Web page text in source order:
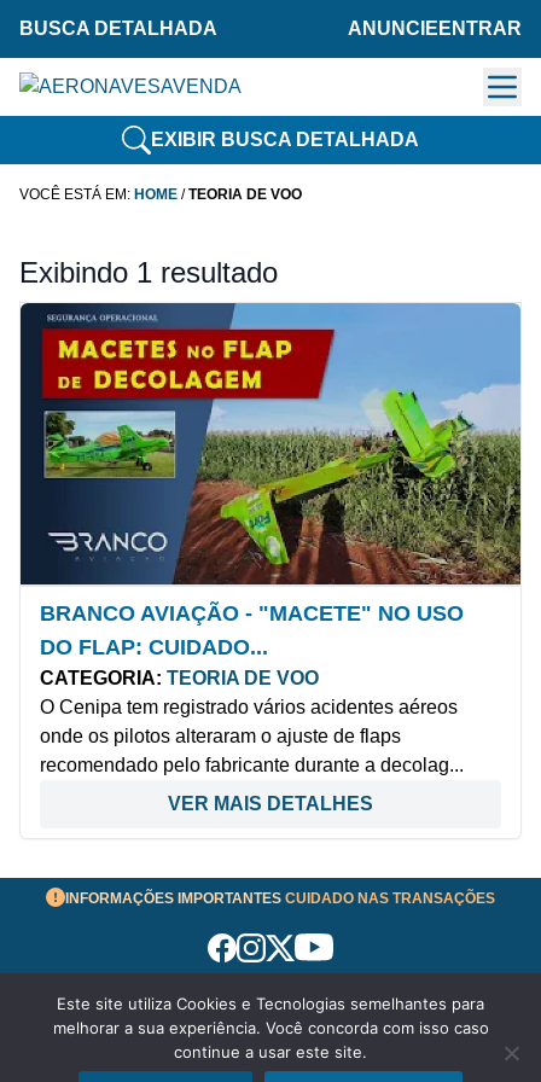
BUSCA DETALHADA ANUNCIE ENTRAR
EXIBIR BUSCA DETALHADA
VOCÊ ESTÁ EM: HOME /TEORIA DE VOO
Exibindo 1 resultado
BRANCO AVIAÇÃO - "MACETE" NO USO
DO FLAP: CUIDADO...
CATEGORIA: TEORIA DE VOO
O Cenipa tem registrado vários acidentes aéreos
onde os pilotos alteraram o ajuste de flaps
recomendado pelo fabricante durante a decolag...
VER MAIS DETALHES
INFORMAÇÕES IMPORTANTES CUIDADO NAS TRANSAÇÕES
Termos de Uso
© 2026 aeronavesavenda.com | Todos os Direitos
Reservados!
Este site utiliza Cookies e Tecnologias semelhantes para
melhorar a sua experiência. Você concorda com isso caso
continue a usar este site.